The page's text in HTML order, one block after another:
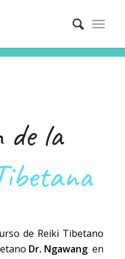
de la
de Reiki Tibetano
Dr. Ngawang en